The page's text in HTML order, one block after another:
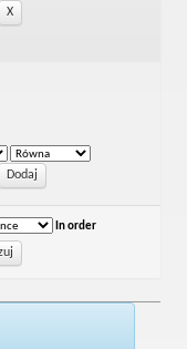
In order